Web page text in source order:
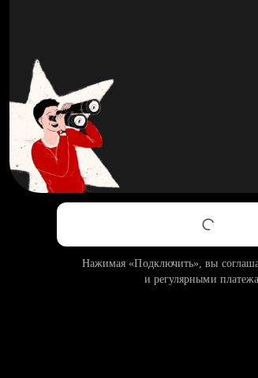
Нажимая «Подключить», вы
и регулярными